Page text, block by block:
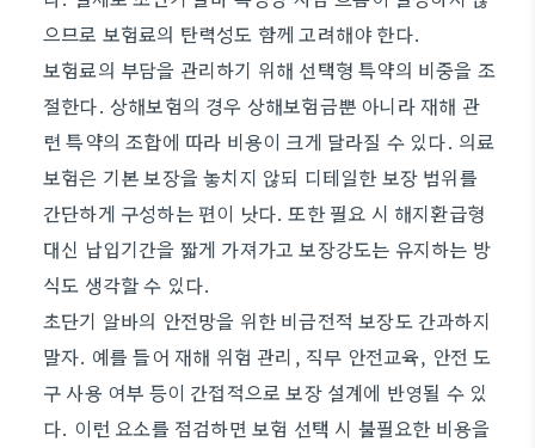
으므로 보험료의 탄력성도 함께 고려해야 한다.
보험료의 부담을 관리하기 위해 선택형 특약의 비중을 조
절한다. 상해보험의 경우 상해보험금뿐 아니라 재해 관
련 특약의 조합에 따라 비용이 크게 달라질 수 있다. 의료
보험은 기본 보장을 놓치지 않되 디테일한 보장 범위를
간단하게 구성하는 편이 낫다. 또한 필요 시 해지환급형
대신 납입기간을 짧게 가져가고 보장강도는 유지하는 방
식도 생각할 수 있다.
초단기 알바의 안전망을 위한 비금전적 보장도 간과하지
말자. 예를 들어 재해 위험 관리, 직무 안전교육, 안전 도
구 사용 여부 등이 간접적으로 보장 설계에 반영될 수 있
다. 이런 요소를 점검하면 보험 선택 시 불필요한 비용을